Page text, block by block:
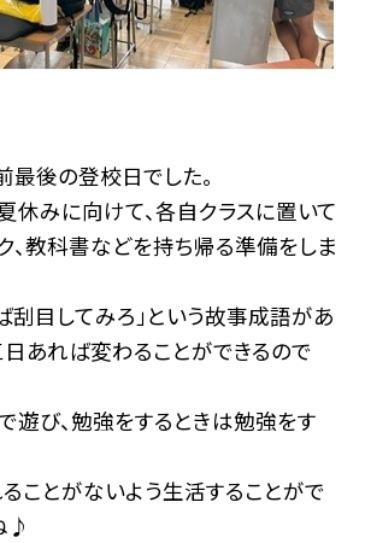
最後の登校日でした。
休みに向けて、各自クラスに置いて
、教科書などを持ち帰る準備をしま
刮目してみろ」という故事成語があ
日あれば変わることができるので
遊び、勉強をするときは勉強をす
ことがないよう生活することがで
♪